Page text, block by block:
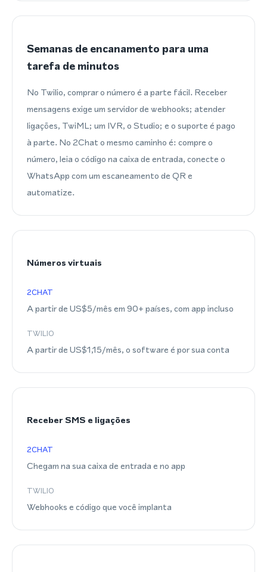
Semanas de encanamento para uma
tarefa de minutos
No Twilio, comprar o número é a parte fácil. Receber
mensagens exige um servidor de webhooks; atender
ligações, TwiML; um IVR, o Studio; e o suporte é pago
à parte. No 2Chat o mesmo caminho é: compre o
número, leia o código na caixa de entrada, conecte o
WhatsApp com um escaneamento de QR e
automatize.
Números virtuais
2CHAT
A partir de US$5/mês em 90+ países, com app incluso
TWILIO
A partir de US$1,15/mês, o software é por sua conta
Receber SMS e ligações
2CHAT
Chegam na sua caixa de entrada e no app
TWILIO
Webhooks e código que você implanta